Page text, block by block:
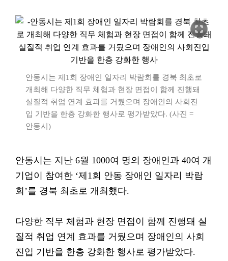
fullscreen
안동시는 제1회 장애인 일자리 박람회를 경북 최초로
개최해 다양한 직무 체험과 현장 면접이 함께 진행돼
실질적 취업 연계 효과를 거뒀으며 장애인의 사회진
입 기반을 한층 강화한 행사로 평가받았다. (사진 =
안동시)
안동시는 지난 6월 1000여 명의 장애인과 40여 개
기업이 참여한 ‘제1회 안동 장애인 일자리 박람
회’를 경북 최초로 개최했다.
다양한 직무 체험과 현장 면접이 함께 진행돼 실
질적 취업 연계 효과를 거뒀으며 장애인의 사회
진입 기반을 한층 강화한 행사로 평가받았다.